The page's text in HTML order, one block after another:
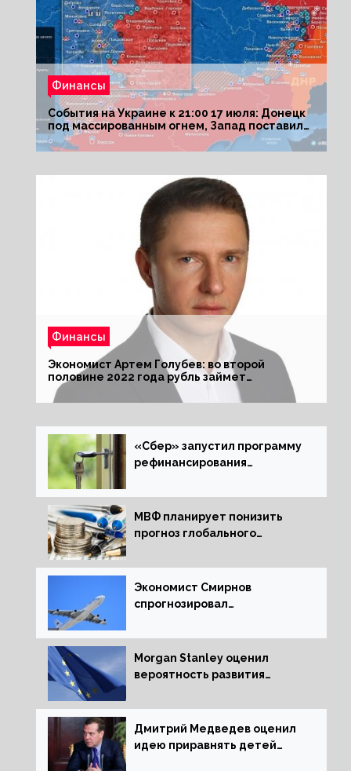
Финансы
События на Украине к 21:00 17 июля: Донецк
под массированным огнем, Запад поставил
Киеву ультиматум
Финансы
Экономист Артем Голубев: во второй
половине 2022 года рубль займет
комфортный курс
«Сбер» запустил программу
рефинансирования
МВФ планирует понизить
прогноз глобального
следующем отчете
Экономист Смирнов
спрогнозировал
России
Morgan Stanley оценил
вероятность развития
Дмитрий Медведев оценил
идею приравнять детей